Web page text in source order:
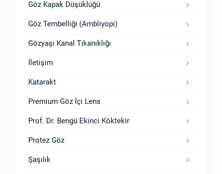
Göz Kapak Düşüklüğü
Göz Tembelliği (Ambliyopi)
Gözyaşı Kanal Tıkanıklığı
İletişim
Katarakt
Premium Göz İçi Lens
Prof. Dr. Bengü Ekinci Köktekir
Protez Göz
Şaşılık